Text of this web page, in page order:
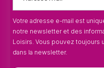
Votre adresse e-mail est
notre newsletter et des
Loisirs. Vous pouvez toujours
dans la newsletter.